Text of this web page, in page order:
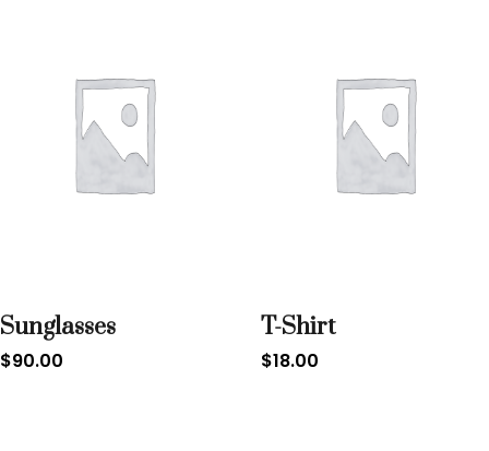
Sunglasses
$90.00
T-Shirt
$18.00